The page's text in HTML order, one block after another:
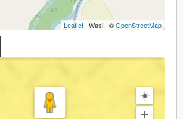
Leaflet | Wasi - ©OpenStreetMap